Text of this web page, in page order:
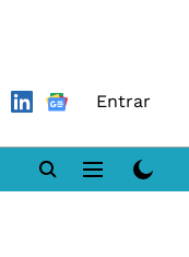
Entrar
DN LAB